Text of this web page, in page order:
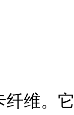
维。